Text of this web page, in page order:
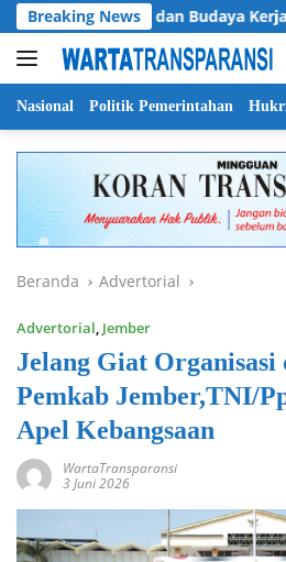
Langsung
ke
konten
Breaking News
SDM dan Budaya Kerja, PT
Nasional Politik Pemerintahan
Beranda Advertorial
Advertorial, Jember
Jelang Giat Organisasi
Pemkab Jember,TNI/
Apel Kebangsaan
WartaTransparansi
3 Juni 2026